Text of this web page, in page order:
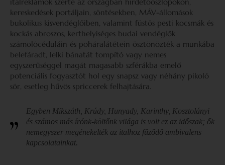
kereskedések portáljain, söntésekben, MÁV-állomások
bukolikus kisvendéglőiben, valamint füstös pesti kocsmák és
kockás abroszos, kerthelyiséges budai vendéglők
számolócéduláin és poháralátétein ösztönözték a munkába
belefáradt, lelki bánatát tompító vagy nemes
egyszerűséggel magát magasabb szférákba emelő
potenciális fogyasztót hol egy snapsz vagy néhány pikoló
sör, esetleg hűvös spriccerek felhajtására.
Egyben Mikszáth, Krúdy, Hunyady, Karinthy, Kosztolányi
és számos más írónk-költőnk világa is volt ez az időszak; ők
nemegyszer megénekelték az italhoz fűződő ambivalens
kapcsolatainkat.